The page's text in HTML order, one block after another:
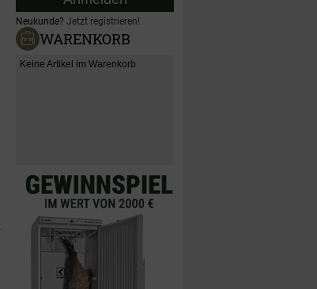
Neukunde? Jetzt registrieren!
WARENKORB
Keine Artikel im Warenkorb